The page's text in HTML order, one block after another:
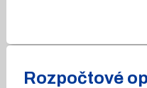
Rozpočtové